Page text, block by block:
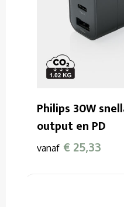
Philips 30W
output en PD
vanaf € 25,33